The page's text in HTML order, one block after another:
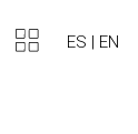
ES | EN